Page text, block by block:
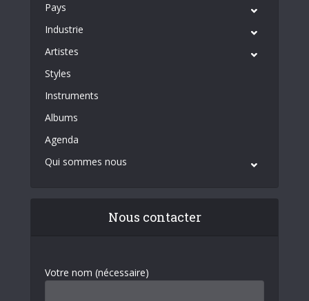
Pays
Industrie
Artistes
Styles
Instruments
Albums
Agenda
Qui sommes nous
Nous contacter
Votre nom (nécessaire)